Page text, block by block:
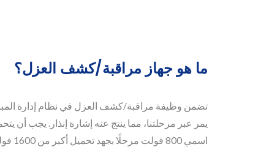
ما هو جهاز مراقبة/كشف العزل؟
تضمن وظيفة مراقبة/كشف العزل في نظام إدارة
يمر عبر مرحلتنا، مما ينتج عنه إشارة إنذار. يجب أن
اسمي 800 فولت مرحلًا بجهد تحميل أكبر من 1600 فولت.